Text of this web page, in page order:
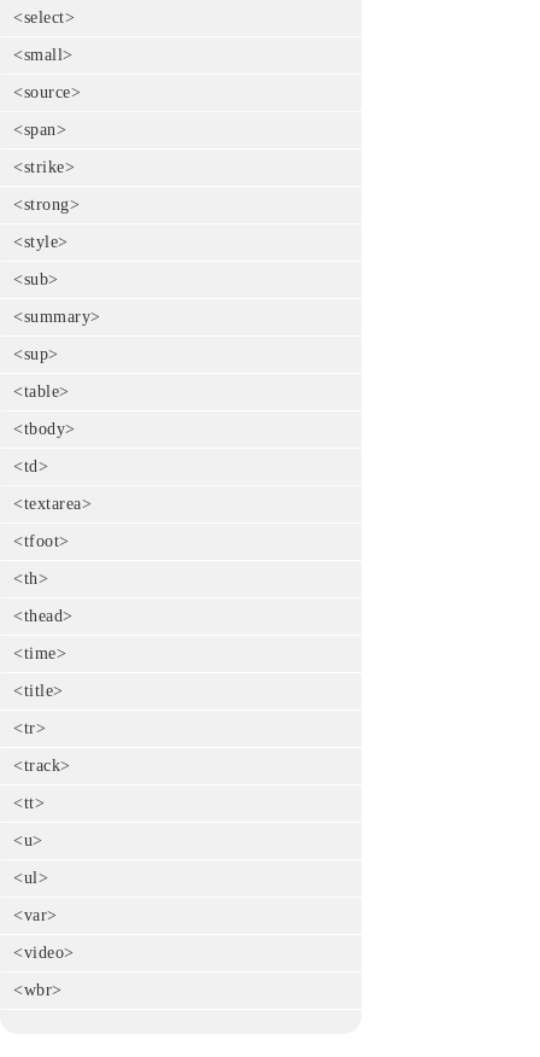
<select>
<small>
<source>
<span>
<strike>
<strong>
<style>
<sub>
<summary>
<sup>
<table>
<tbody>
<td>
<textarea>
<tfoot>
<th>
<thead>
<time>
<title>
<tr>
<track>
<tt>
<u>
<ul>
<var>
<video>
<wbr>